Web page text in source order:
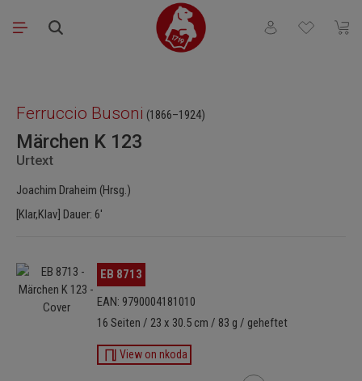
Zum Hauptinhalt springen
Du hast 0
Ferruccio Busoni (1866–1924)
Märchen K 123
Urtext
Joachim Draheim (Hrsg.)
[Klar,Klav] Dauer: 6'
Bildergalerie überspringen
EB 8713
EAN: 9790004181010
16 Seiten / 23 x 30.5 cm / 83 g / geheftet
View on nkoda